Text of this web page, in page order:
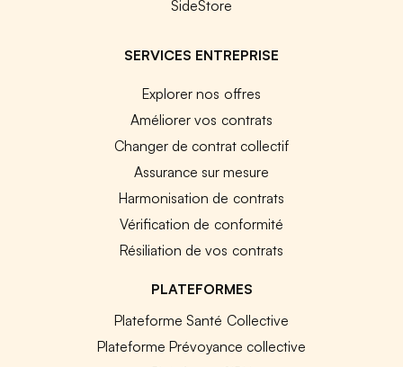
SideStore
SERVICES ENTREPRISE
Explorer nos offres
Améliorer vos contrats
Changer de contrat collectif
Assurance sur mesure
Harmonisation de contrats
Vérification de conformité
Résiliation de vos contrats
PLATEFORMES
Plateforme Santé Collective
Plateforme Prévoyance collective